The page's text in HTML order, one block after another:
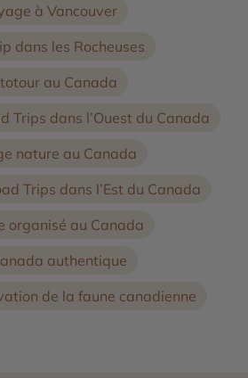
à Vancouver
dans les Rocheuses
au Canada
Trips dans l’Ouest du Canada
nature au Canada
Trips dans l’Est du Canada
organisé au Canada
authentique
de la faune canadienne